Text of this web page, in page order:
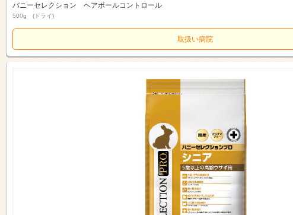
バニーセレクション ヘアボールコントロール
500g (ドライ)
取扱い病院